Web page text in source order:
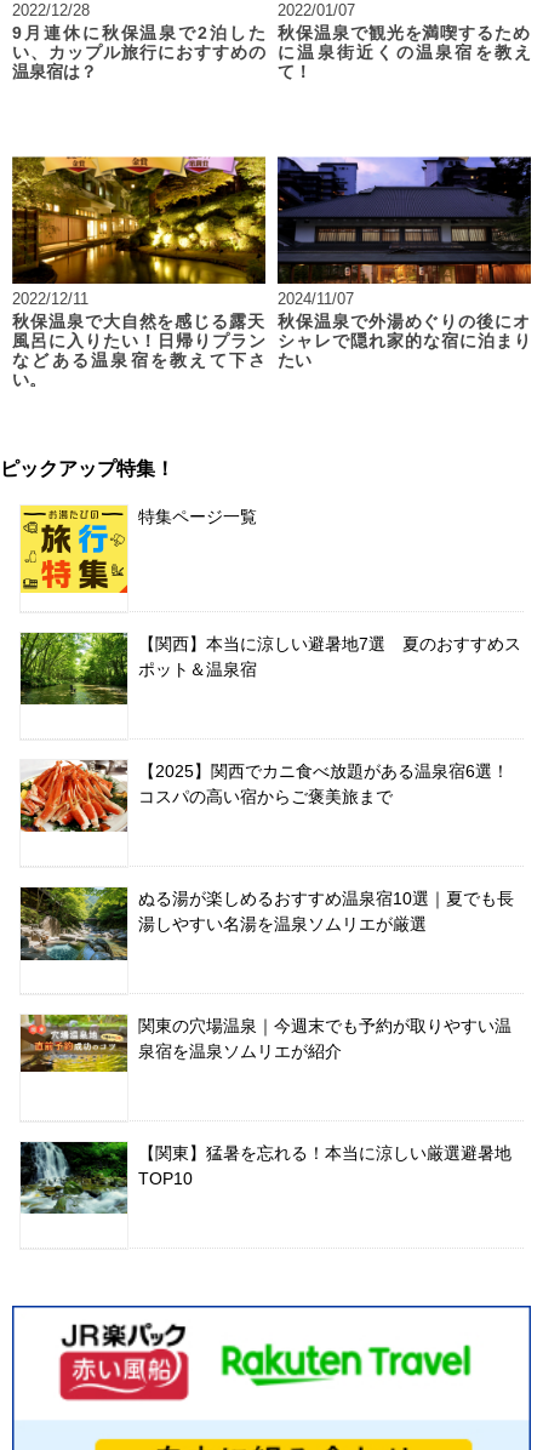
2022/12/28
9月連休に秋保温泉で2泊した
い、カップル旅行におすすめの
温泉宿は？
2022/01/07
秋保温泉で観光を満喫するため
に温泉街近くの温泉宿を教え
て！
2022/12/11
秋保温泉で大自然を感じる露天
風呂に入りたい！日帰りプラン
などある温泉宿を教えて下さ
い。
2024/11/07
秋保温泉で外湯めぐりの後にオ
シャレで隠れ家的な宿に泊まり
たい
ピックアップ特集！
特集ページ一覧
【関西】本当に涼しい避暑地7選 夏のおすすめス
ポット＆温泉宿
【2025】関西でカニ食べ放題がある温泉宿6選！
コスパの高い宿からご褒美旅まで
ぬる湯が楽しめるおすすめ温泉宿10選｜夏でも長
湯しやすい名湯を温泉ソムリエが厳選
関東の穴場温泉｜今週末でも予約が取りやすい温
泉宿を温泉ソムリエが紹介
【関東】猛暑を忘れる！本当に涼しい厳選避暑地
TOP10